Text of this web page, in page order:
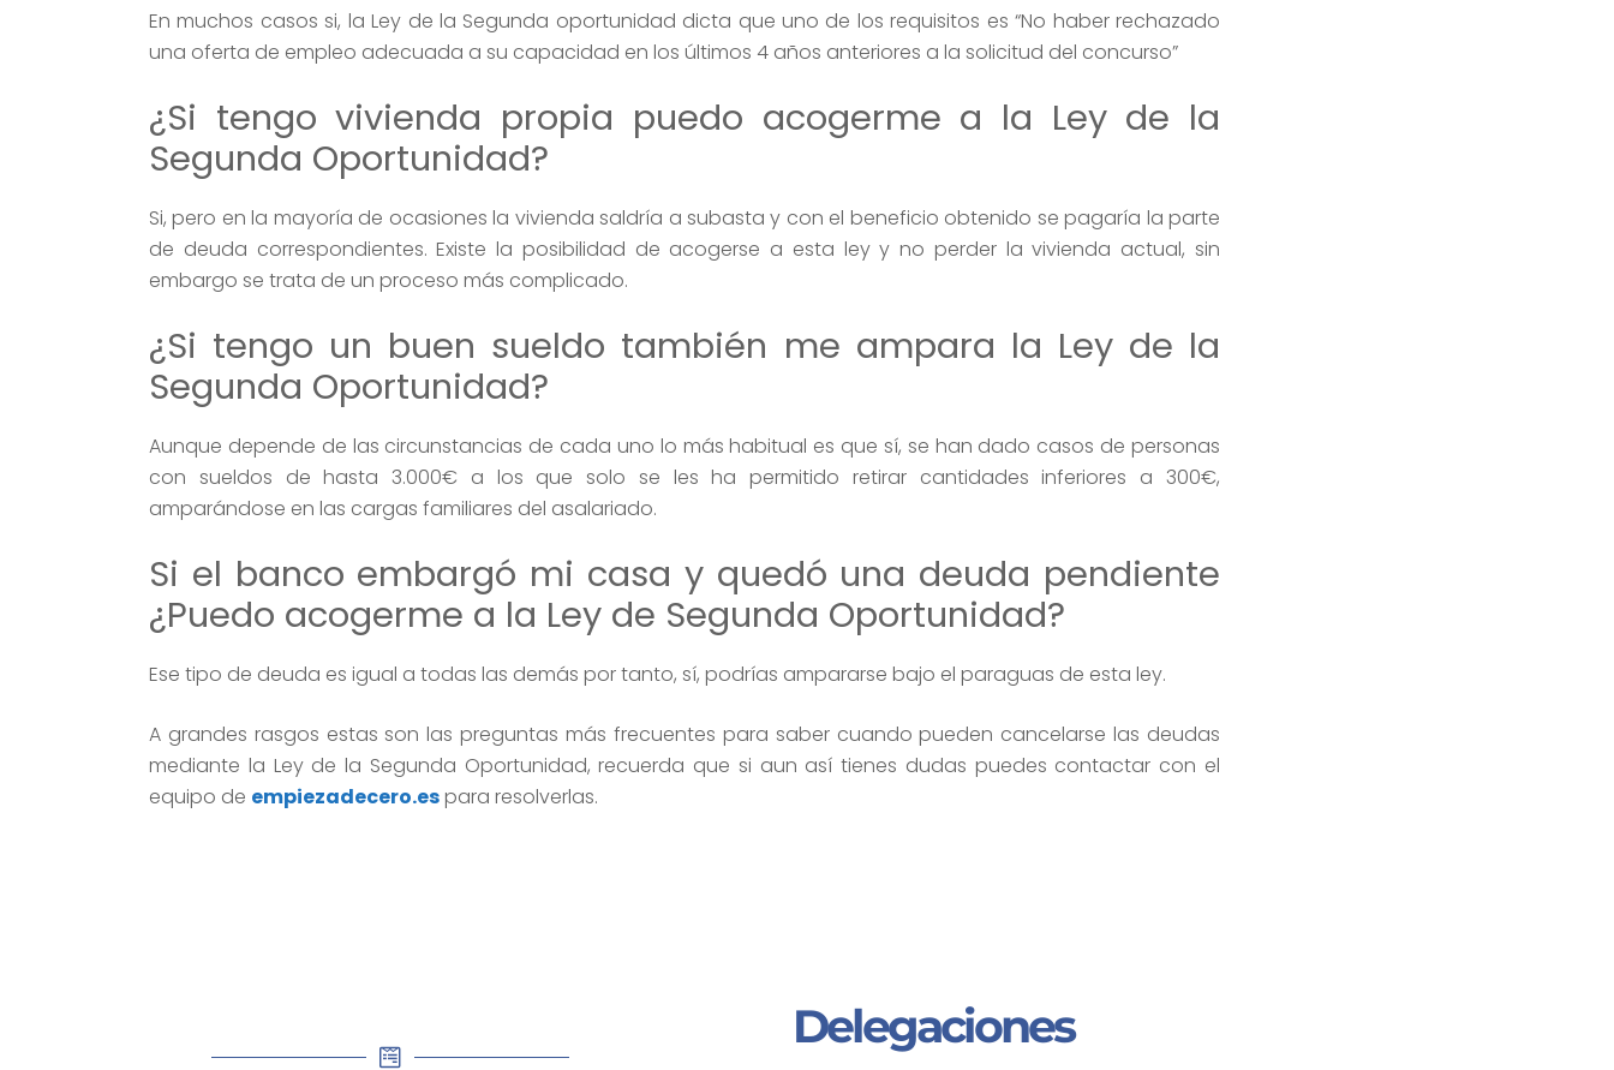
En muchos casos si, la Ley de la Segunda oportunidad dicta que uno de los requisitos es “No haber rechazado
una oferta de empleo adecuada a su capacidad en los últimos 4 años anteriores a la solicitud del concurso”
¿Si tengo vivienda propia puedo acogerme a la Ley de la
Segunda Oportunidad?
Si, pero en la mayoría de ocasiones la vivienda saldría a subasta y con el beneficio obtenido se pagaría la parte
de deuda correspondientes. Existe la posibilidad de acogerse a esta ley y no perder la vivienda actual, sin
embargo se trata de un proceso más complicado.
¿Si tengo un buen sueldo también me ampara la Ley de la
Segunda Oportunidad?
Aunque depende de las circunstancias de cada uno lo más habitual es que sí, se han dado casos de personas
con sueldos de hasta 3.000€ a los que solo se les ha permitido retirar cantidades inferiores a 300€,
amparándose en las cargas familiares del asalariado.
Si el banco embargó mi casa y quedó una deuda pendiente
¿Puedo acogerme a la Ley de Segunda Oportunidad?
Ese tipo de deuda es igual a todas las demás por tanto, sí, podrías ampararse bajo el paraguas de esta ley.
A grandes rasgos estas son las preguntas más frecuentes para saber cuando pueden cancelarse las deudas
mediante la Ley de la Segunda Oportunidad, recuerda que si aun así tienes dudas puedes contactar con el
equipo de empiezadecero.espara resolverlas.
Delegaciones